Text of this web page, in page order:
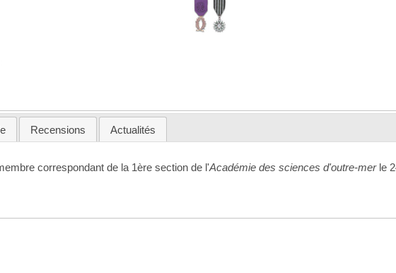
Recensions Actualités
correspondant de la 1ère section de l'Académie des sciences d'outre-merle